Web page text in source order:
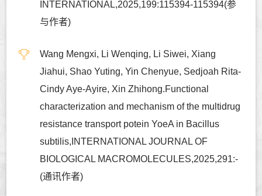
INTERNATIONAL,2025,199:115394-115394(参
与作者)
Wang Mengxi, Li Wenqing, Li Siwei, Xiang
Jiahui, Shao Yuting, Yin Chenyue, Sedjoah Rita-
Cindy Aye-Ayire, Xin Zhihong.Functional
characterization and mechanism of the multidrug
resistance transport potein YoeA in Bacillus
subtilis,INTERNATIONAL JOURNAL OF
BIOLOGICAL MACROMOLECULES,2025,291:-
(通讯作者)